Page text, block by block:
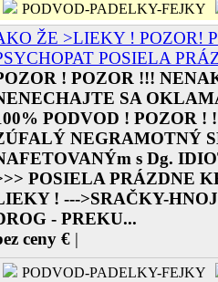
PODVOD-PADELKY-FEJKY
ŽE >LIEKY ! POZOR!
POSIELA
! POZOR !!!
SA
PODVOD ! POZOR !
NEGRAMOTNÝ
s Dg.
POSIELA PRÁZDNE
! --->SRAČKY-
- PREKU...
ceny € |
PODVOD-PADELKY-FEJKY